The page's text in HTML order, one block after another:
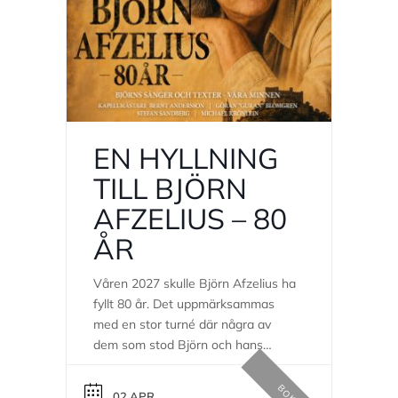
EN HYLLNING
TILL BJÖRN
AFZELIUS – 80
ÅR
Våren 2027 skulle Björn Afzelius ha
fyllt 80 år. Det uppmärksammas
med en stor turné där några av
dem som stod Björn och hans
musik nära samlats för att hylla ett
av Sveriges mest älskade och